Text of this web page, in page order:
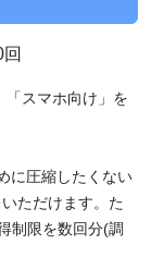
「スマホ向け」を
に圧縮したくない
ただけます。た
制限を数回分(調